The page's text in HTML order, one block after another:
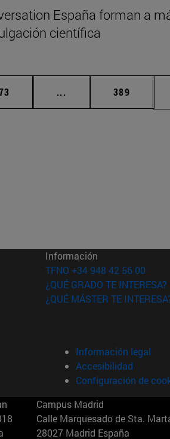
España forman a
científica
... Páginas intermedias
Página
389
ventana)
nueva ventana)
en nueva ventana)
en nueva ventana)
Información
TFNO +34 948 42 56 00
¿QUÉ GRADO TE INTERESA?
¿QUÉ MÁSTER TE
Información legal
Accesibilidad
Configuración de
Campus Madrid
Calle Marquesado de Sta.
28027 Madrid España